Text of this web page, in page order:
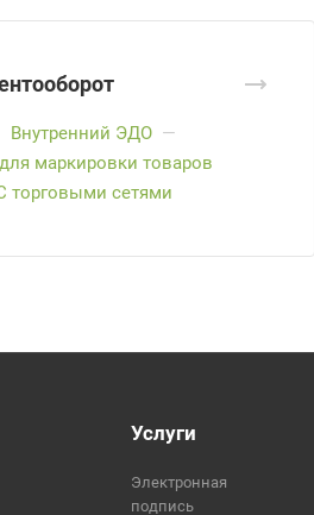
Внутренний ЭДО —
маркировки товаров
торговыми сетями
Услуги
Электронная
подпись